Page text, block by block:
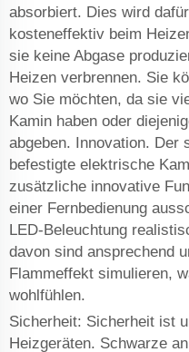
absorbiert. Dies wird
kosteneffektiv beim
sie keine Abgase
Heizen verbrennen. Sie
wo Sie möchten, da sie
Kamin haben oder
abgeben. Innovation. Der
befestigte elektrische
zusätzliche innovative
einer Fernbedienung
LED-Beleuchtung
davon sind ansprechend
Flammeffekt simulieren,
wohlfühlen.
Sicherheit: Sicherheit ist
Heizgeräten. Schwarze